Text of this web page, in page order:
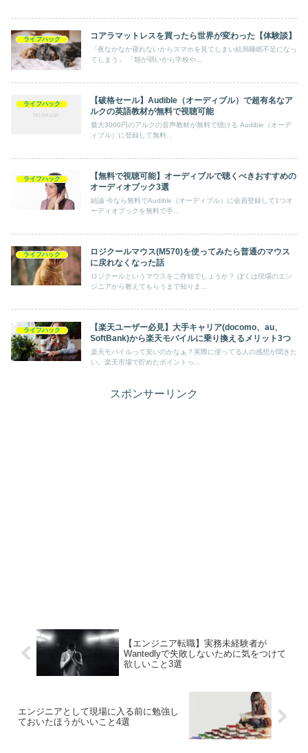
ライフハック コアラマットレスを買ったら世界が変わった【体験談】
「夜なかなか寝れないからスマホを見てしまい結局睡眠不足になっ
てしまう」 「朝が弱いから学校や...
ライフハック
【破格セール】Audible（オーディブル）で超有名なア
ルクの英語教材が無料で視聴可能
最大3000円のアルクの音声教材が無料で聴ける Audible（オーデ
ィブル）に登録して無料...
ライフハック
【無料で視聴可能】オーディブルで聴くべきおすすめの
オーディオブック3選
結論 今なら無料でAudible（オーディブル）に会員登録して1つオ
ーディオブックを無料で手...
ライフハック
ロジクールマウス(M570)を使ってみたら普通のマウス
に戻れなくなった話
ロジクールというマウスをご存知でしょうか？ ぼくは現場のエン
ジニアから教えてもらうまで知りま...
ライフハック
【楽天ユーザー必見】大手キャリア(docomo、au、
SoftBank)から楽天モバイルに乗り換えるメリット3つ
楽天モバイルって安いのかなぁ？実際に使ってる人の感想が聞きた
い。楽天市場で貯めたポイントっ...
スポンサーリンク
【エンジニア転職】実務未経験者が
Wantedlyで失敗しないために気をつけて
欲しいこと3選
エンジニアとして現場に入る前に勉強し
ておいたほうがいいこと4選